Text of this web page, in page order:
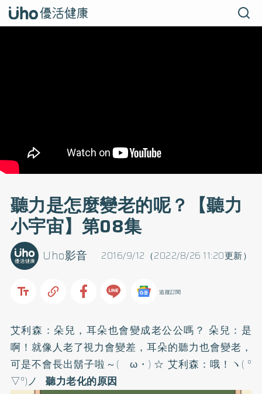
聽力是怎麼變老的呢？【聽力
小宇宙】第08集
2016/9/12（2022/8/26 11:20更新）
Uho影音
追蹤訂閱
艾利森：朵兒，耳朵也會變成老公公嗎？ 朵兒：是
啊！就像人老了視力會變差，耳朵的聽力也會變老，
可是不會長出鬍子啦～(ゝω・) ☆ 艾利森：哦！ヽ( °
▽°)ノ聽力老化的原因